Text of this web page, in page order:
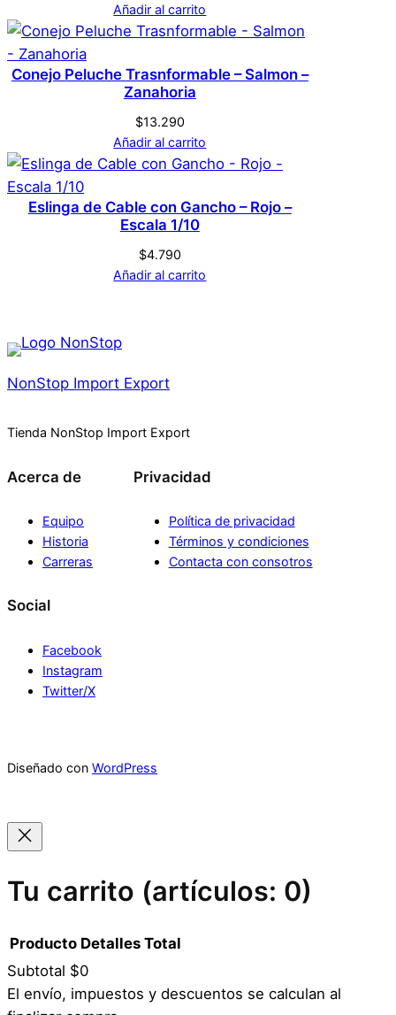
Añadir al carrito
Conejo Peluche Trasnformable – Salmon –
Zanahoria
$13.290
Añadir al carrito
Eslinga de Cable con Gancho – Rojo –
Escala 1/10
$4.790
Añadir al carrito
NonStop Import Export
Tienda NonStop Import Export
Acerca de
Equipo
Historia
Carreras
Privacidad
Política de privacidad
Términos y condiciones
Contacta con consotros
Social
Facebook
Instagram
Twitter/X
Diseñado con WordPress
Tu carrito (artículos: 0)
Productos
Producto Detalles Total
Subtotal $0
El envío, impuestos y descuentos se calculan al